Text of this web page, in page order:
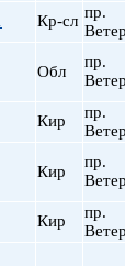
Кр-сл пр.
Обл
пр.
Кир
пр.
Кир
пр.
Кир
пр.